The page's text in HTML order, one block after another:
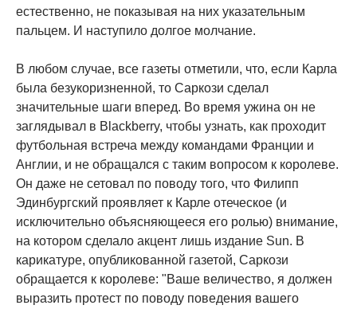
естественно, не показывая на них указательным
пальцем. И наступило долгое молчание.
В любом случае, все газеты отметили, что, если Карла
была безукоризненной, то Саркози сделал
значительные шаги вперед. Во время ужина он не
заглядывал в Blackberry, чтобы узнать, как проходит
футбольная встреча между командами Франции и
Англии, и не обращался с таким вопросом к королеве.
Он даже не сетовал по поводу того, что Филипп
Эдинбургский проявляет к Карле отеческое (и
исключительно объясняющееся его ролью) внимание,
на котором сделало акцент лишь издание Sun. В
карикатуре, опубликованной газетой, Саркози
обращается к королеве: "Ваше величество, я должен
выразить протест по поводу поведения вашего